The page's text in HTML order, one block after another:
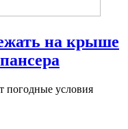
на крыше
погодные условия